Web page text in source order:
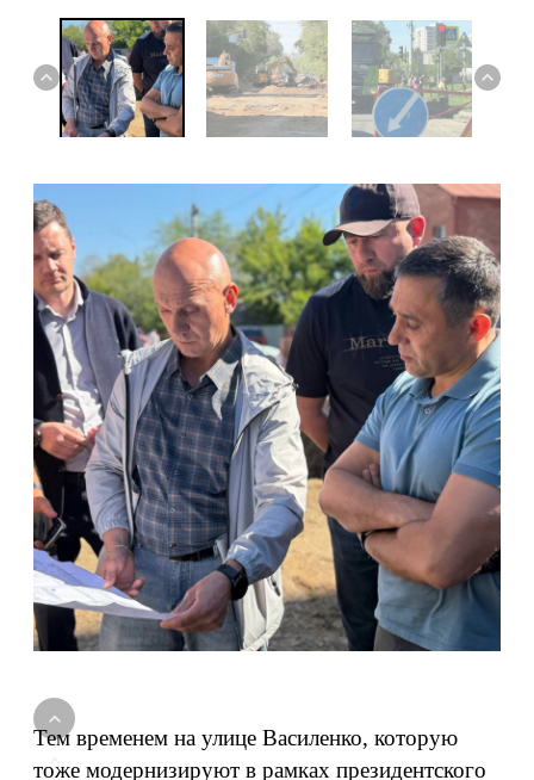
Тем временем на улице Василенко, которую
тоже модернизируют в рамках президентского